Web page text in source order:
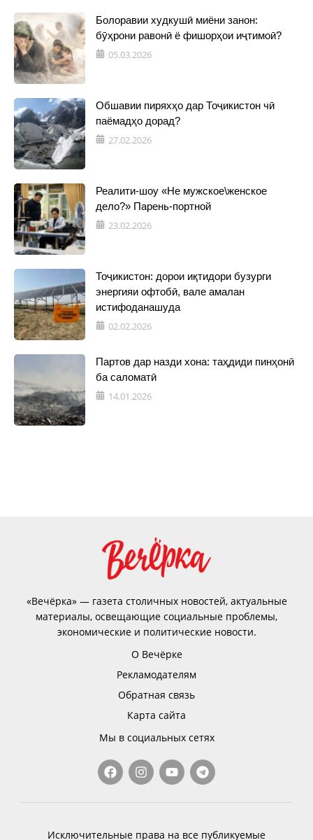
Болоравии худкушӣ миёни занон:
бӯҳрони равонӣ ё фишорҳои иҷтимоӣ?
05.03.2026
Обшавии пиряхҳо дар Тоҷикистон чӣ
паёмадҳо дорад?
27.02.2026
Реалити-шоу «Не мужское\женское
дело?» Парень-портной
23.02.2026
Тоҷикистон: дорои иқтидори бузурги
энергияи офтобӣ, вале амалан
истифоданашуда
02.02.2026
Партов дар назди хона: таҳдиди пинҳонӣ
ба саломатӣ
14.01.2026
«Вечёрка» — газета столичных новостей, актуальные
материалы, освещающие социальные проблемы,
экономические и политические новости.
О Вечёрке
Рекламодателям
Обратная связь
Карта сайта
Мы в социальных сетях
Исключительные права на все публикуемые